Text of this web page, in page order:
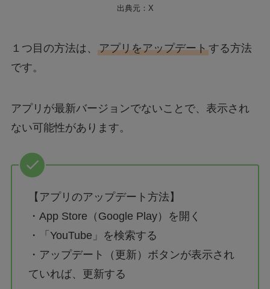
出典元：X
１つ目の方法は、 アプリをアップデートする方法
です。
アプリが最新バージョンでないことで、表示され
ない可能性があります。
【アプリのアップデート方法】
・App Store（Google Play）を開く
・「YouTube」を検索する
・アップデート（更新）ボタンが表示され
ていれば、更新する